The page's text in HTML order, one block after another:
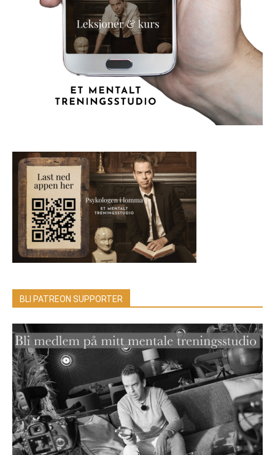
BLI PATREON SUPPORTER